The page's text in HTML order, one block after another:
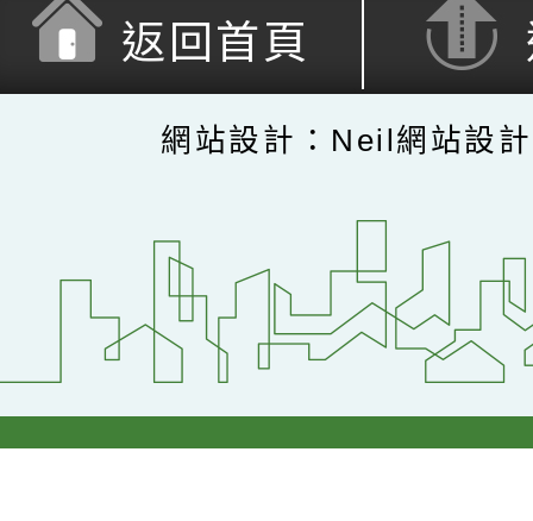
返回首頁
網站設計：Neil網站設